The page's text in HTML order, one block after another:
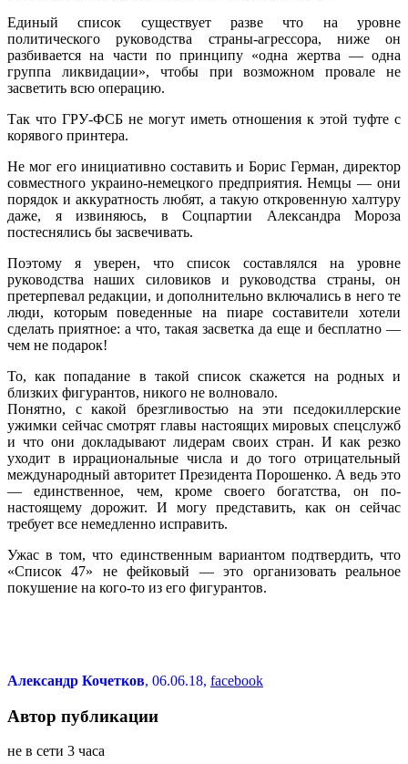
Единый список существует разве что на уровне
политического руководства страны-агрессора, ниже он
разбивается на части по принципу «одна жертва — одна
группа ликвидации», чтобы при возможном провале не
засветить всю операцию.
Так что ГРУ-ФСБ не могут иметь отношения к этой туфте с
корявого принтера.
Не мог его инициативно составить и Борис Герман, директор
совместного украино-немецкого предприятия. Немцы — они
порядок и аккуратность любят, а такую откровенную халтуру
даже, я извиняюсь, в Соцпартии Александра Мороза
постеснялись бы засвечивать.
Поэтому я уверен, что список составлялся на уровне
руководства наших силовиков и руководства страны, он
претерпевал редакции, и дополнительно включались в него те
люди, которым поведенные на пиаре составители хотели
сделать приятное: а что, такая засветка да еще и бесплатно —
чем не подарок!
То, как попадание в такой список скажется на родных и
близких фигурантов, никого не волновало.
Понятно, с какой брезгливостью на эти пседокиллерские
ужимки сейчас смотрят главы настоящих мировых спецслужб
и что они докладывают лидерам своих стран. И как резко
уходит в иррациональные числа и до того отрицательный
международный авторитет Президента Порошенко. А ведь это
— единственное, чем, кроме своего богатства, он по-
настоящему дорожит. И могу представить, как он сейчас
требует все немедленно исправить.
Ужас в том, что единственным вариантом подтвердить, что
«Список 47» не фейковый — это организовать реальное
покушение на кого-то из его фигурантов.
Александр Кочетков, 06.06.18, facebook
Автор публикации
не в сети 3 часа